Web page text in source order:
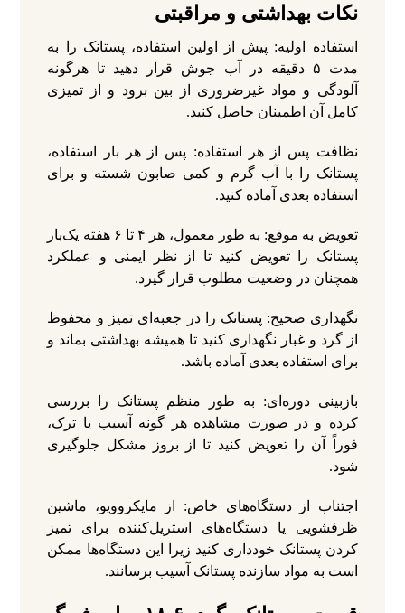
نکات بهداشتی و مراقبتی
استفاده اولیه: پیش از اولین استفاده، پستانک را به
مدت ۵ دقیقه در آب جوش قرار دهید تا هرگونه
آلودگی و مواد غیرضروری از بین برود و از تمیزی
کامل آن اطمینان حاصل کنید.
نظافت پس از هر استفاده: پس از هر بار استفاده،
پستانک را با آب گرم و کمی صابون شسته و برای
استفاده بعدی آماده کنید.
تعویض به موقع: به طور معمول، هر ۴ تا ۶ هفته یک‌بار
پستانک را تعویض کنید تا از نظر ایمنی و عملکرد
همچنان در وضعیت مطلوب قرار گیرد.
نگهداری صحیح: پستانک را در جعبه‌ای تمیز و محفوظ
از گرد و غبار نگهداری کنید تا همیشه بهداشتی بماند و
برای استفاده بعدی آماده باشد.
بازبینی دوره‌ای: به طور منظم پستانک را بررسی
کرده و در صورت مشاهده هر گونه آسیب یا ترک،
فوراً آن را تعویض کنید تا از بروز مشکل جلوگیری
شود.
اجتناب از دستگاه‌های خاص: از مایکروویو، ماشین
ظرفشویی یا دستگاه‌های استریل‌کننده برای تمیز
کردن پستانک خودداری کنید زیرا این دستگاه‌ها ممکن
است به مواد سازنده پستانک آسیب برسانند.